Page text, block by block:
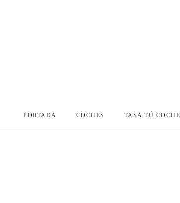
PORTADA COCHES TASA TÚ COCHE